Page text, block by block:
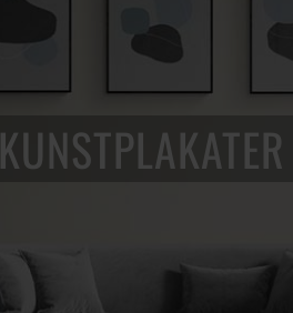
KUNSTPLAKATER